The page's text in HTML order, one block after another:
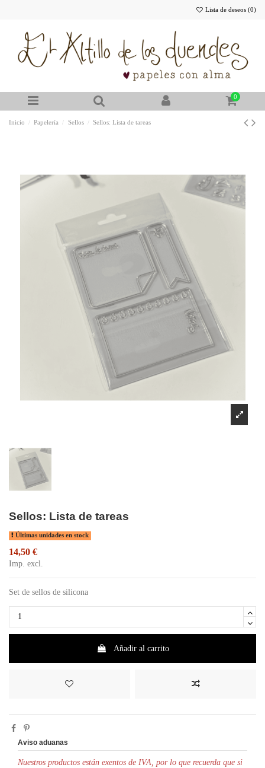
Lista de deseos (0)
0
Inicio Papelería Sellos Sellos: Lista de tareas
Sellos: Lista de tareas
Últimas unidades en stock
14,50 €
Imp. excl.
Set de sellos de silicona
Añadir al carrito
Aviso aduanas
Nuestros productos están exentos de IVA, por lo que recuerda que si